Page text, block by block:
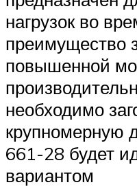
нагрузок во
преимущество
повышенной
необходимо
крупномерную
661-28 будет
вариантом